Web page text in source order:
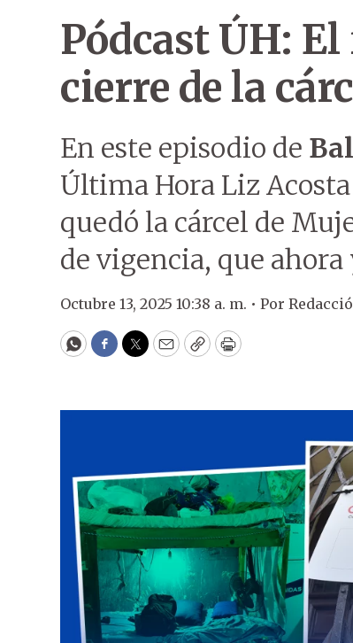
Pódcast ÚH:
cierre de la
En este episodio de
Última Hora Liz
quedó la cárcel de
de vigencia, que ahora
Octubre 13, 2025 10:38 a. m. • Por
WhatsApp
Facebook
Twitter
EmailCopyPrint